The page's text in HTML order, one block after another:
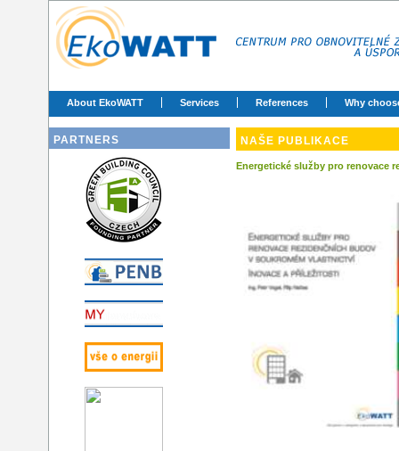
About EkoWATT Services References Why
PARTNERS NAŠE PUBLIKACE
Energetické služby pro renovace